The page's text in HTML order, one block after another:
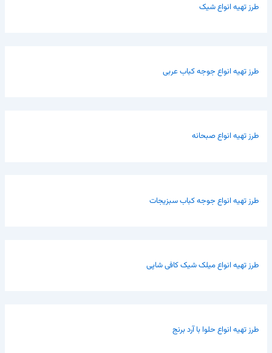
طرز تهیه انواع شیک
طرز تهیه انواع جوجه کباب عربی
طرز تهیه انواع صبحانه
طرز تهیه انواع جوجه کباب سبزیجات
طرز تهیه انواع میلک شیک کافی شاپی
طرز تهیه انواع حلوا با آرد برنج